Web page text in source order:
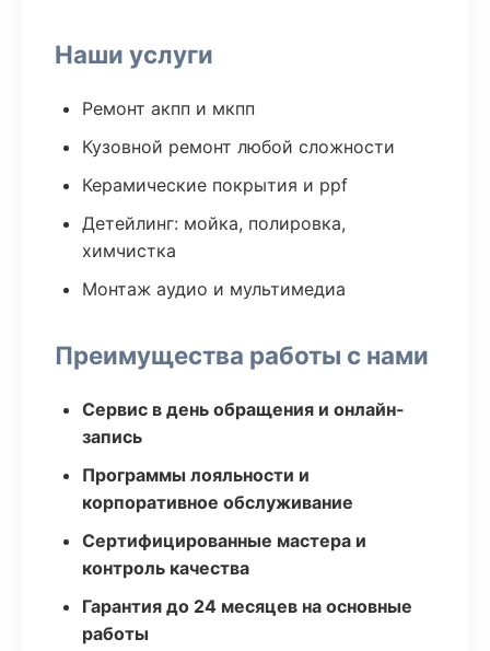
Наши услуги
Ремонт акпп и мкпп
Кузовной ремонт любой сложности
Керамические покрытия и ppf
Детейлинг: мойка, полировка,
химчистка
Монтаж аудио и мультимедиа
Преимущества работы с нами
Сервис в день обращения и онлайн-
запись
Программы лояльности и
корпоративное обслуживание
Сертифицированные мастера и
контроль качества
Гарантия до 24 месяцев на основные
работы